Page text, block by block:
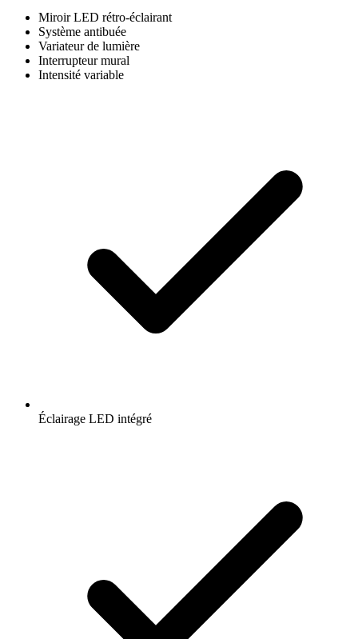
Miroir LED rétro-éclairant
Système antibuée
Variateur de lumière
Interrupteur mural
Intensité variable
Éclairage LED intégré